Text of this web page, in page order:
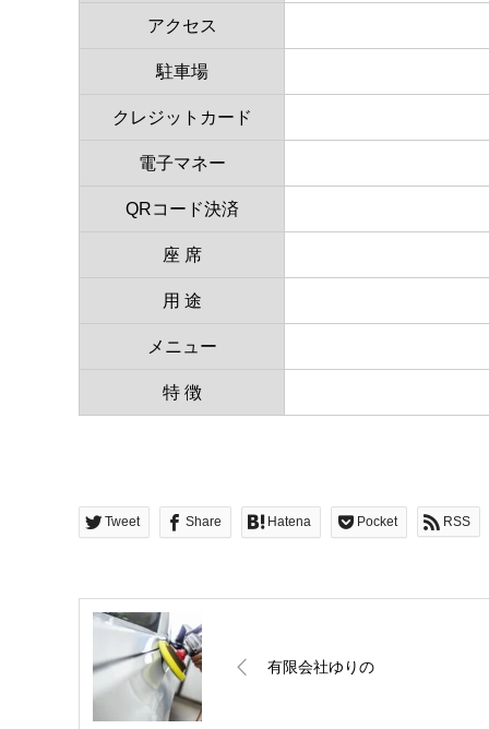
アクセス
駐車場
クレジットカード
電子マネー
QRコード決済
座 席
用 途
メニュー
特 徴
Tweet Share Hatena Pocket RSS
有限会社ゆりの